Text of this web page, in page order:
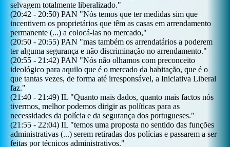
selvagem totalmente liberalizado."
(20:42 - 20:50) PAN "Nós temos que ter medidas sim que
incentivem os proprietários que têm as casas em arrendamento
permanente (...) a colocá-las no mercado,"
(20:50 - 20:55) PAN "mas também os arrendatários a poderem
ter alguma segurança e não discriminação no arrendamento."
(20:55 - 21:42) PAN "Nós não olhamos com preconceito
ideológico para aquilo que é o mercado da habitação, que é o
que tantas vezes, de forma até irresponsável, a Iniciativa Liberal
faz."
(21:40 - 21:49) IL "Quanto mais dados, quanto mais factos nós
tivermos, melhor podemos dirigir as políticas para as
necessidades da polícia e da segurança dos portugueses."
(21:55 - 22:04) IL "temos uma proposta no sentido das funções
administrativas (...) serem retiradas dos polícias e passarem a ser
feitas por técnicos administrativos."